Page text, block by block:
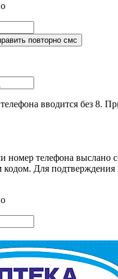
вводится без 8.
номер телефона выслано
Для подтверждения